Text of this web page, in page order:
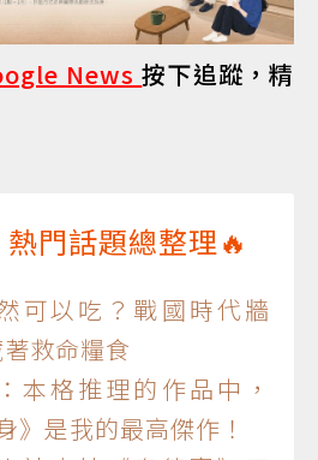
News按下追蹤，精
熱門話題總整理🔥
可以吃？戰國時代牆
救命糧食
格推理的作品中，
》是我的最高傑作！